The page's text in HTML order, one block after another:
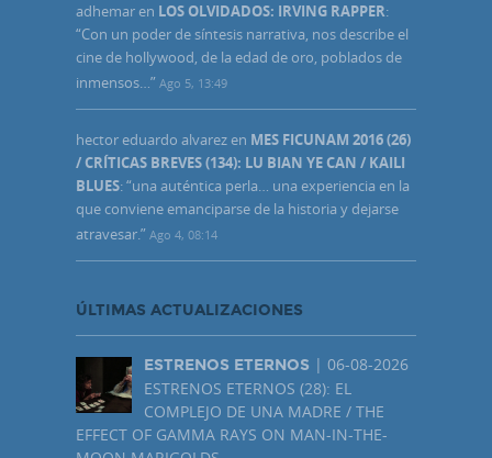
adhemar en LOS OLVIDADOS: IRVING RAPPER:
“Con un poder de síntesis narrativa, nos describe el
cine de hollywood, de la edad de oro, poblados de
inmensos…” Ago 5, 13:49
hector eduardo alvarez en MES FICUNAM 2016 (26)
/ CRÍTICAS BREVES (134): LU BIAN YE CAN / KAILI
BLUES: “una auténtica perla… una experiencia en la
que conviene emanciparse de la historia y dejarse
atravesar.” Ago 4, 08:14
ÚLTIMAS ACTUALIZACIONES
ESTRENOS ETERNOS | 06-08-2026
ESTRENOS ETERNOS (28): EL
COMPLEJO DE UNA MADRE / THE
EFFECT OF GAMMA RAYS ON MAN-IN-THE-